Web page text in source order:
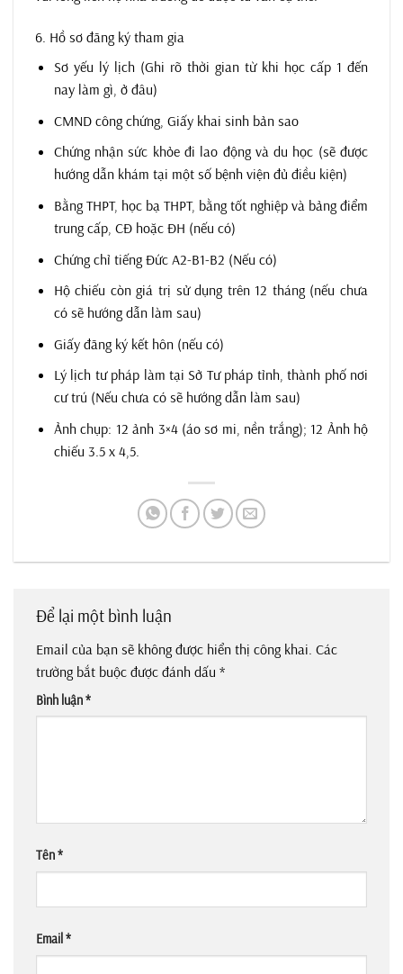
6. Hồ sơ đăng ký tham gia
Sơ yếu lý lịch (Ghi rõ thời gian từ khi học cấp 1 đến
nay làm gì, ở đâu)
CMND công chứng, Giấy khai sinh bản sao
Chứng nhận sức khỏe đi lao động và du học (sẽ được
hướng dẫn khám tại một số bệnh viện đủ điều kiện)
Bằng THPT, học bạ THPT, bằng tốt nghiệp và bảng điểm
trung cấp, CĐ hoặc ĐH (nếu có)
Chứng chỉ tiếng Đức A2-B1-B2 (Nếu có)​
Hộ chiếu còn giá trị sử dụng trên 12 tháng (nếu chưa
có sẽ hướng dẫn làm sau)
Giấy đăng ký kết hôn (nếu có)
Lý lịch tư pháp làm tại Sở Tư pháp tỉnh, thành phố nơi
cư trú (Nếu chưa có sẽ hướng dẫn làm sau)
Ảnh chụp: 12 ảnh 3×4 (áo sơ mi, nền trắng); 12 Ảnh hộ
chiếu 3.5 x 4,5.
Để lại một bình luận
Email của bạn sẽ không được hiển thị công khai. Các
trường bắt buộc được đánh dấu *
Bình luận*
Tên*
Email *